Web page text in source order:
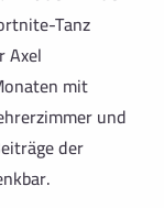
Tanz
Axel
mit
und
der